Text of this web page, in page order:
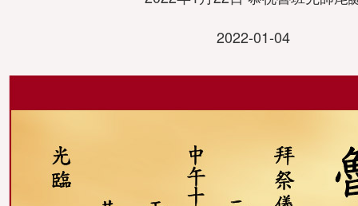
2022-01-04